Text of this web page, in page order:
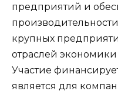
предприятий и
крупных
отраслей
Участие
является для